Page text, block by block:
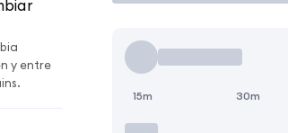
y entre
15m 30m